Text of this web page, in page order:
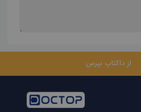
از داکتاپ بپرس